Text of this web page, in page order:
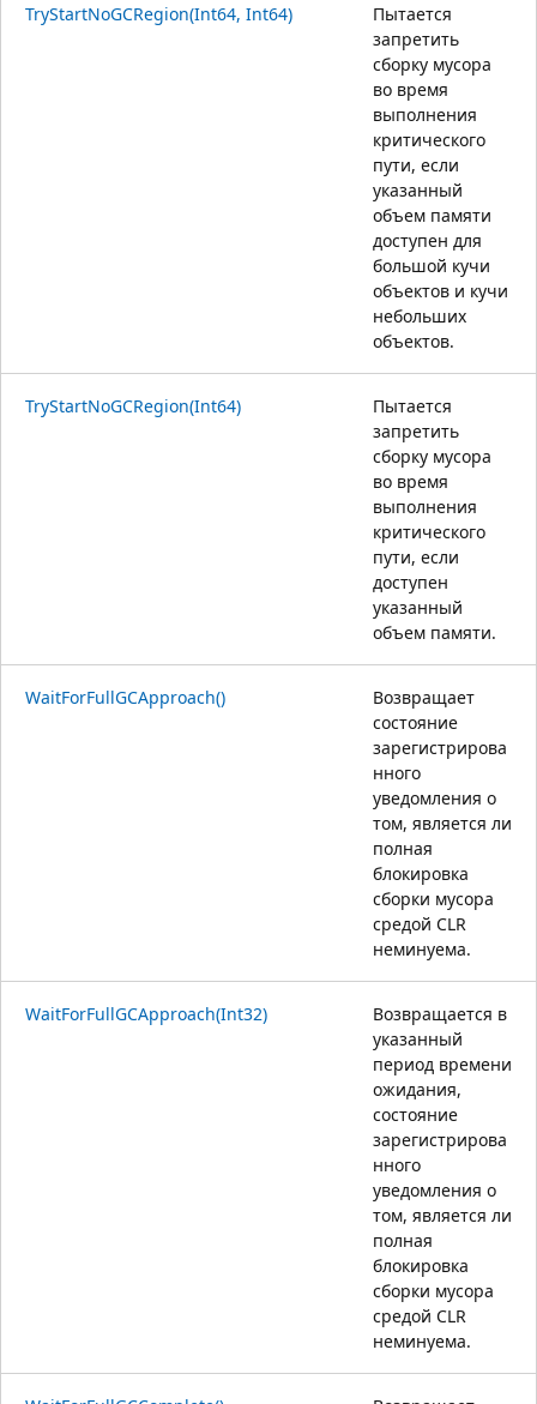
TryStartNoGCRegion(Int64, Int64)
Пытается
запретить
сборку мусора
во время
выполнения
критического
пути, если
указанный
объем памяти
доступен для
большой кучи
объектов и кучи
небольших
объектов.
TryStartNoGCRegion(Int64)
Пытается
запретить
сборку мусора
во время
выполнения
критического
пути, если
доступен
указанный
объем памяти.
WaitForFullGCApproach()
Возвращает
состояние
зарегистрирова
нного
уведомления о
том, является ли
полная
блокировка
сборки мусора
средой CLR
неминуема.
WaitForFullGCApproach(Int32)
Возвращается в
указанный
период времени
ожидания,
состояние
зарегистрирова
нного
уведомления о
том, является ли
полная
блокировка
сборки мусора
средой CLR
неминуема.